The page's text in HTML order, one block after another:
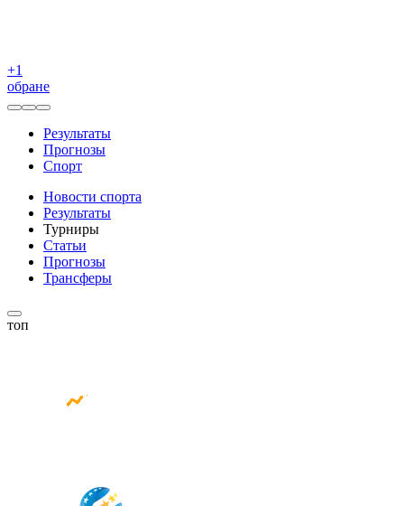
+1
обране
Результаты
Прогнозы
Спорт
Новости спорта
Результаты
Турниры
Статьи
Прогнозы
Трансферы
топ